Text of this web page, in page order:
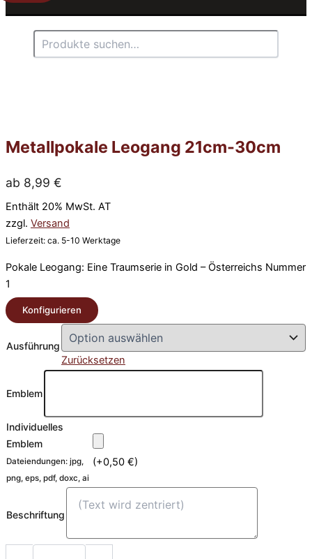
Suchen
Metallpokale Leogang 21cm-30cm
ab 8,99 €
Enthält 20% MwSt. AT
zzgl. Versand
Lieferzeit: ca. 5-10 Werktage
Pokale Leogang: Eine Traumserie in Gold – Österreichs Nummer
1
Konfigurieren
Ausführung
Zurücksetzen
Emblem
Individuelles
Emblem
Dateiendungen: jpg,
png, eps, pdf, doxc, ai
(+0,50 €)
Beschriftung
Metallpokale